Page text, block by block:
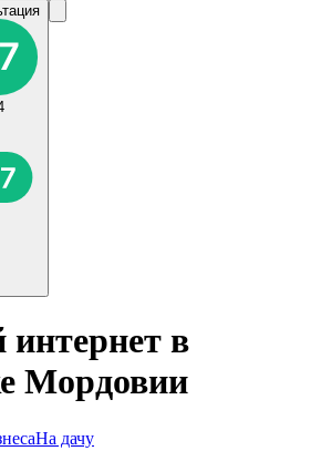
в
Мордовии
На дачу